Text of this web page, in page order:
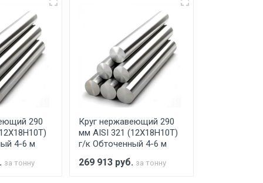
в открытую машину. Ручная
а/м. На разгрузку автомобиля
290
4-6 м
за тонну
Круг нержавеющий 290
мм AISI 321 (12Х18Н10Т)
г/к Обточенный 4-6 м
269 913 руб. за тонну